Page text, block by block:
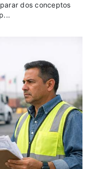
dos conceptos